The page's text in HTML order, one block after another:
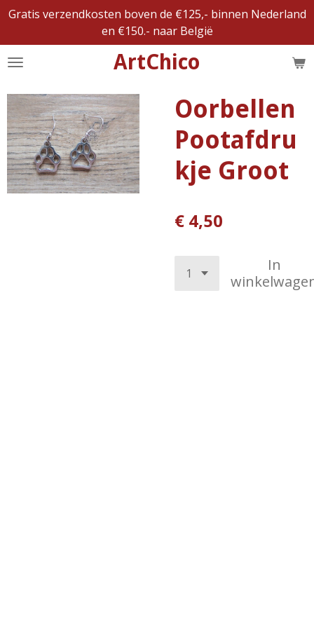
Ga
naar
de
ArtChico
Gratis verzendkosten boven de €125,- binnen Nederland
en €150.- naar België
Oorbellen
Pootafdru
kje Groot
€ 4,50
In